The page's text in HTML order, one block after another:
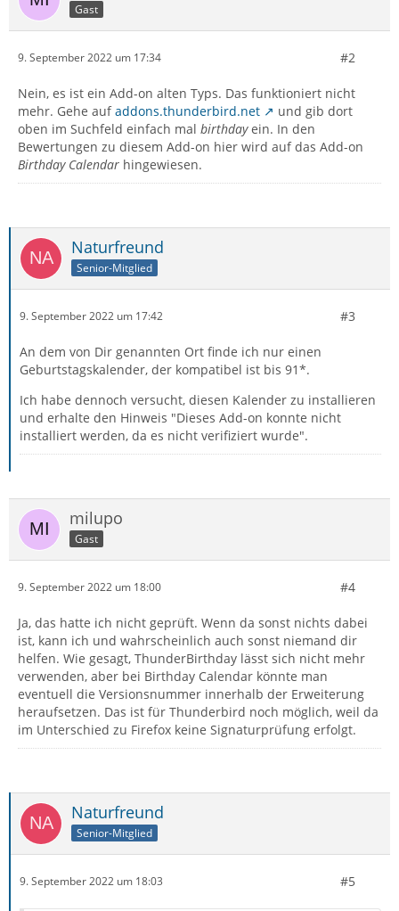
Gast
9. September 2022 um 17:34 #2
Nein, es ist ein Add-on alten Typs. Das funktioniert nicht
mehr. Gehe aufaddons.thunderbird.net
und gib dort
oben im Suchfeld einfach mal birthdayein. In den
Bewertungen zu diesem Add-on hier wird auf das Add-on
Birthday Calendar hingewiesen.
Naturfreund
Senior-Mitglied
9. September 2022 um 17:42 #3
An dem von Dir genannten Ort finde ich nur einen
Geburtstagskalender, der kompatibel ist bis 91*.
Ich habe dennoch versucht, diesen Kalender zu installieren
und erhalte den Hinweis "Dieses Add-on konnte nicht
installiert werden, da es nicht verifiziert wurde".
milupo
Gast
9. September 2022 um 18:00 #4
Ja, das hatte ich nicht geprüft. Wenn da sonst nichts dabei
ist, kann ich und wahrscheinlich auch sonst niemand dir
helfen. Wie gesagt, ThunderBirthday lässt sich nicht mehr
verwenden, aber bei Birthday Calendar könnte man
eventuell die Versionsnummer innerhalb der Erweiterung
heraufsetzen. Das ist für Thunderbird noch möglich, weil da
im Unterschied zu Firefox keine Signaturprüfung erfolgt.
Naturfreund
Senior-Mitglied
9. September 2022 um 18:03 #5